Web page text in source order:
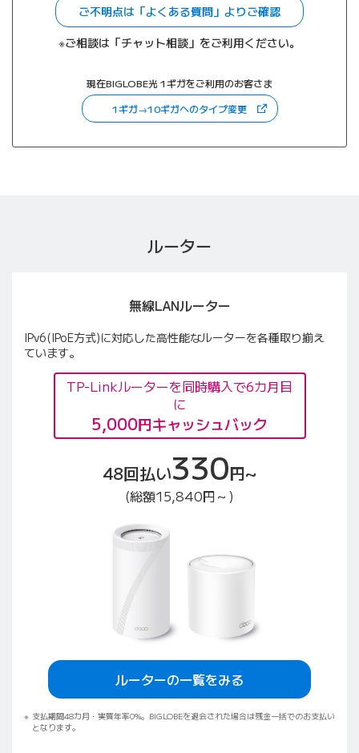
ご不明点は「よくある質問」よりご確認
※ご相談は「チャット相談」をご利用ください。
現在BIGLOBE光 1ギガをご利用のお客さま
1ギガ→10ギガへのタイプ変更（新しいタブで開きます
ルーター
無線LANルーター
IPv6(IPoE方式)に対応した高性能なルーターを各種取り揃え
ています。
TP-Linkルーターを同時購入で6カ月目
に
5,000円キャッシュバック
48回払い330円~
(総額15,840円～)
ルーターの一覧をみる
支払期間48カ月・実質年率0%。BIGLOBEを退会された場合は残金一括でのお支払い
となります。